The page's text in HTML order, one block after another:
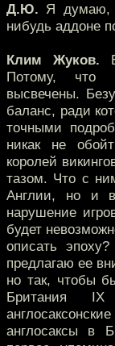
Д.Ю. Я думаю,
нибудь аддоне
Клим Жуков.
Потому, что
высвечены.
баланс, ради
точными
никак не
королей
тазом. Что с
Англии, но и
нарушение
будет
описать
предлагаю ее
но так, чтобы
Британия
англосаксы в